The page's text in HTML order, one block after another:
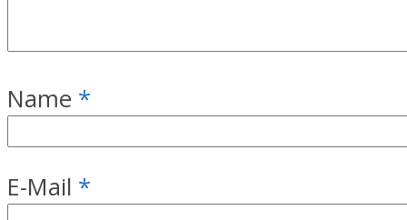
Name *
E-Mail *